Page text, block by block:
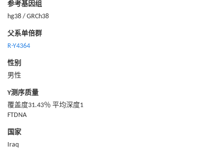
参考基因组
hg38 / GRCh38
父系单倍群
R-Y4364
性别
男性
Y测序质量
覆盖度31.43％ 平均深度1
FTDNA
国家
Iraq